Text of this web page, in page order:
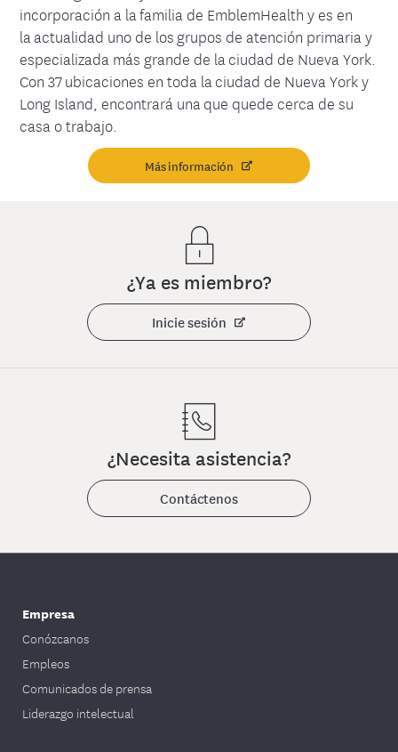
incorporación a la familia de EmblemHealth y es en
la actualidad uno de los grupos de atención primaria y
especializada más grande de la ciudad de Nueva York.
Con 37 ubicaciones en toda la ciudad de Nueva York y
Long Island, encontrará una que quede cerca de su
casa o trabajo.
Más información
¿Ya es miembro?
Inicie sesión
¿Necesita asistencia?
Contáctenos
Empresa
Conózcanos
Empleos
Comunicados de prensa
Liderazgo intelectual